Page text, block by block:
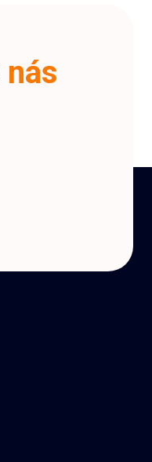
nás